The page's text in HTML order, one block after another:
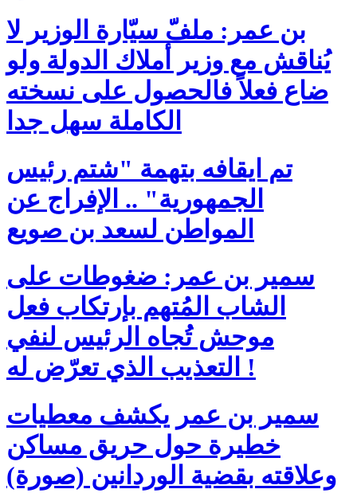
بن عمر: ملفّ سيّارة الوزير لا
يُناقش مع وزير أملاك الدولة ولو
ضاع فعلاً فالحصول على نسخته
الكاملة سهل جدا
تم ايقافه بتهمة "شتم رئيس
الجمهورية" .. الإفراج عن
المواطن لسعد بن صويع
سمير بن عمر: ضغوطات على
الشاب المُتهم بإرتكاب فعل
موحش تُجاه الرئيس لنفي
التعذيب الذي تعرّض له !
سمير بن عمر يكشف معطيات
خطيرة حول حريق مساكن
وعلاقته بقضية الوردانين (صورة)